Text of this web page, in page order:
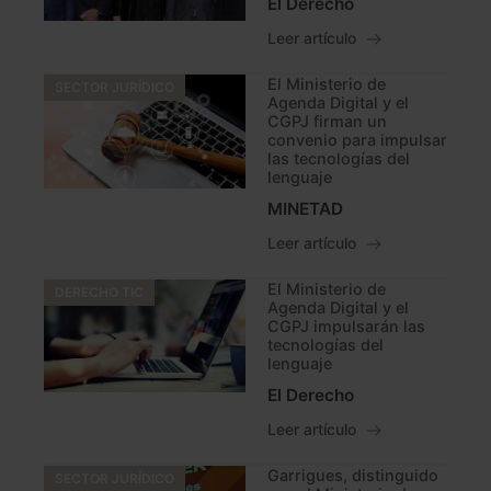
Leer artículo
El Ministerio de
Agenda Digital y el
CGPJ firman un
convenio para impulsar
las tecnologías del
lenguaje
MINETAD
Leer artículo
El Ministerio de
Agenda Digital y el
CGPJ impulsarán las
tecnologías del
lenguaje
El Derecho
Leer artículo
Garrigues, distinguido